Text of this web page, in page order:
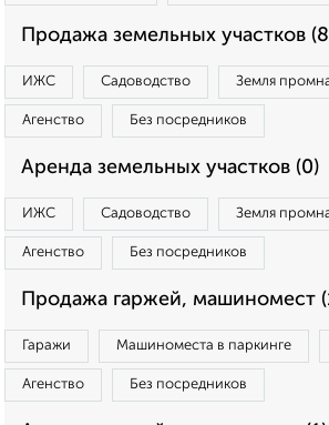
Продажа земельных участков
ИЖС Садоводство Земля
Агенство Без посредников
Аренда земельных участков (0)
ИЖС Садоводство Земля
Агенство Без посредников
Продажа гаржей, машиномест
Гаражи Машиноместа в паркинге
Агенство Без посредников